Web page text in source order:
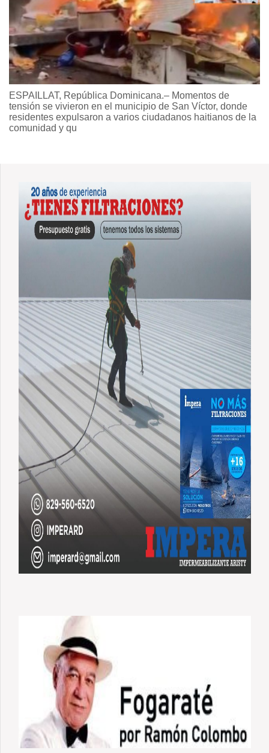
ESPAILLAT, República Dominicana.– Momentos de
tensión se vivieron en el municipio de San Víctor, donde
residentes expulsaron a varios ciudadanos haitianos de la
comunidad y qu